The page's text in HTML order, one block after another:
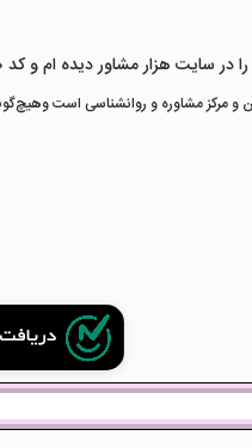
مشاور دیده ام و کد «مشاور-71190» را
مشاوره و روانشناسی است